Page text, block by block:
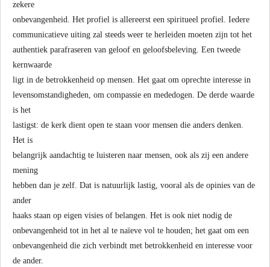
zekere
onbevangenheid. Het profiel is allereerst een spiritueel profiel. Iedere
communicatieve uiting zal steeds weer te herleiden moeten zijn tot het
authentiek parafraseren van geloof en geloofsbeleving. Een tweede
kernwaarde
ligt in de betrokkenheid op mensen. Het gaat om oprechte interesse in
levensomstandigheden, om compassie en mededogen. De derde waarde
is het
lastigst: de kerk dient open te staan voor mensen die anders denken.
Het is
belangrijk aandachtig te luisteren naar mensen, ook als zij een andere
mening
hebben dan je zelf. Dat is natuurlijk lastig, vooral als de opinies van de
ander
haaks staan op eigen visies of belangen. Het is ook niet nodig de
onbevangenheid tot in het al te naïeve vol te houden; het gaat om een
onbevangenheid die zich verbindt met betrokkenheid en interesse voor
de ander.